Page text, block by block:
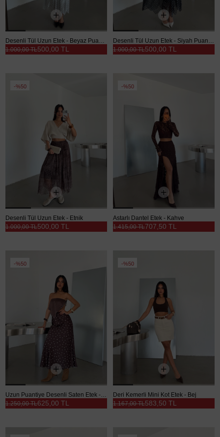
Desenli Tül Uzun Etek - Beyaz Puantiye
500,00 TL
1.000,00 TL
Desenli Tül Uzun Etek - Siyah Puantiye
500,00 TL
1.000,00 TL
%50
Desenli Tül Uzun Etek - Etnik
500,00 TL
1.000,00 TL
%50
Astarlı Dantel Etek - Kahve
707,50 TL
1.415,00 TL
%50
Uzun Puantiye Desenli Saten Etek - Kahve
625,00 TL
1.250,00 TL
%50
Deri Kemerli Mini Kot Etek - Bej
583,50 TL
1.167,00 TL